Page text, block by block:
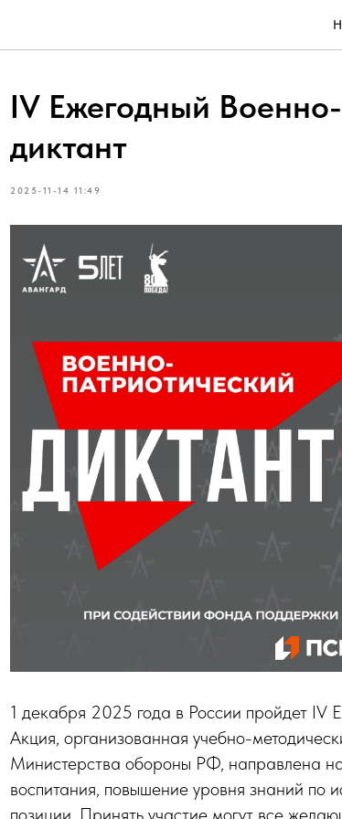
IV Ежегодный
диктант
2025-11-14 11:49
1 декабря 2025 года в России пройдет IV
Акция, организованная учебно-
Министерства обороны РФ, направлена
воспитания, повышение уровня знаний по